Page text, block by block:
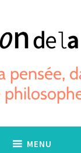
pensée,
MENU